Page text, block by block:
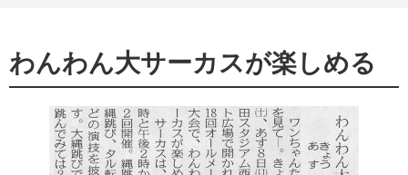
わんわん大サーカスが楽しめる